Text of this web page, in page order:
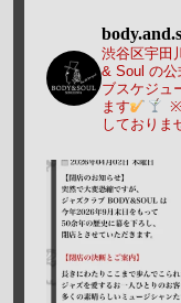
渋谷区宇田
& Soul の公
ブスケジュ
ます
しておりま